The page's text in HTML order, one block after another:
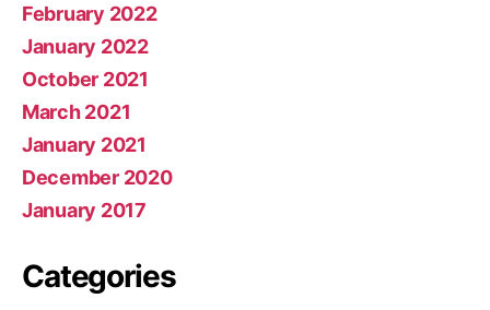
February 2022
January 2022
October 2021
March 2021
January 2021
December 2020
January 2017
Categories